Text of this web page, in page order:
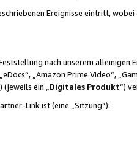
Ereignisse eintritt,
nach unserem alleinigen
„Amazon Prime Video“,
ein „ Digitales Produkt“)
Link ist (eine „Sitzung“):